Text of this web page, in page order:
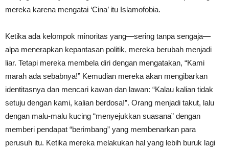
mereka karena mengatai ‘Cina’ itu Islamofobia.
Ketika ada kelompok minoritas yang—sering tanpa sengaja—
alpa menerapkan kepantasan politik, mereka berubah menjadi
liar. Tetapi mereka membela diri dengan mengatakan, “Kami
marah ada sebabnya!” Kemudian mereka akan mengibarkan
identitasnya dan mencari kawan dan lawan: “Kalau kalian tidak
setuju dengan kami, kalian berdosa!”. Orang menjadi takut, lalu
dengan malu-malu kucing “menyejukkan suasana” dengan
memberi pendapat “berimbang” yang membenarkan para
perusuh itu. Ketika mereka melakukan hal yang lebih buruk lagi